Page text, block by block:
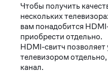
Чтобы получить
нескольких
вам понадобится
приобрести отдельно.
HDMI-свитч
телевизором
канал.